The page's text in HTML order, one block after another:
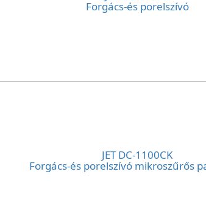
Forgács-és porelszívó
JET DC-1100CK
Forgács-és porelszívó mikroszűrős